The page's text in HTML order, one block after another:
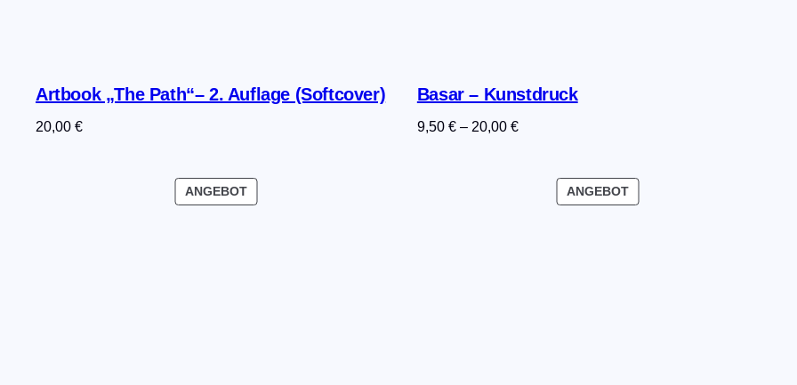
Artbook „The Path“– 2. Auflage (Softcover)
20,00 €
Basar – Kunstdruck
9,50 €– 20,00 €
ANGEBOTPRODUKT
IM
ANGEBOTPRODUKT
IM